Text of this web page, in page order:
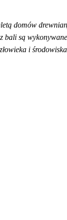
domów
bali są
i